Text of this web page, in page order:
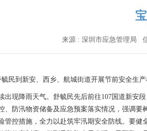
来源 : 深圳市应急管理局
到新安、西乡、航城街道开展节前安全生产
降雨天气。舒毓民先后前往107国道新安段
、防汛物资储备及应急预案落实情况，强调
管控措施，全力以赴筑牢汛期安全防线。要